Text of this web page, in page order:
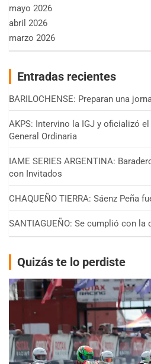
mayo 2026
abril 2026
marzo 2026
Entradas recientes
BARILOCHENSE: Preparan una
AKPS: Intervino la IGJ y oficializó
General Ordinaria
IAME SERIES ARGENTINA:
con Invitados
CHAQUEÑO TIERRA: Sáenz Peña
SANTIAGUEÑO: Se cumplió con la
Quizás te lo perdiste